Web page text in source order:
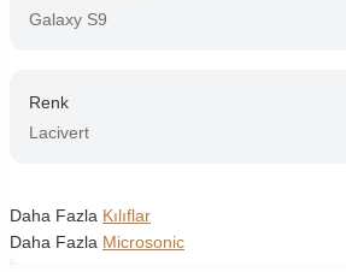
Galaxy S9
Renk
Lacivert
Daha Fazla Kılıflar
Daha Fazla Microsonic